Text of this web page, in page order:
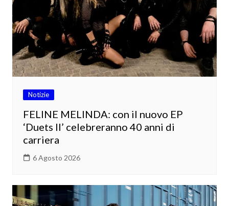
Notizie
FELINE MELINDA: con il nuovo EP
‘Duets II’ celebreranno 40 anni di
carriera
6 Agosto 2026